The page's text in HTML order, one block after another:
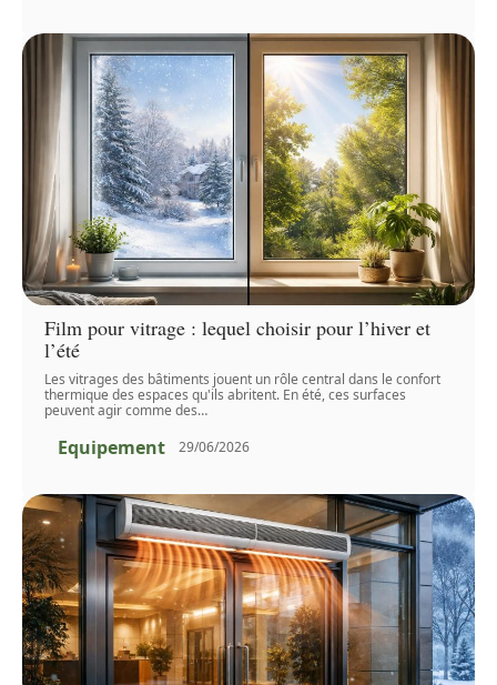
Film pour vitrage : lequel choisir pour l’hiver et
l’été
Les vitrages des bâtiments jouent un rôle central dans le confort
thermique des espaces qu'ils abritent. En été, ces surfaces
peuvent agir comme des…
Equipement 29/06/2026